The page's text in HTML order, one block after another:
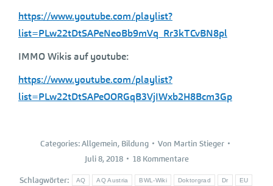
https://www.youtube.com/playlist?
list=PLw22tDtSAPeNeoBb9mVq_Rr3kTCvBN8pl
IMMO Wikis auf youtube:
https://www.youtube.com/playlist?
list=PLw22tDtSAPeOORGqB3VjIWxb2H8Bcm3Gp
Categories:Allgemein, Bildung Von Martin Stieger
Juli 8, 2018
18 Kommentare
Schlagwörter: AQ AQ Austria BWL-Wiki Doktorgrad Dr EU